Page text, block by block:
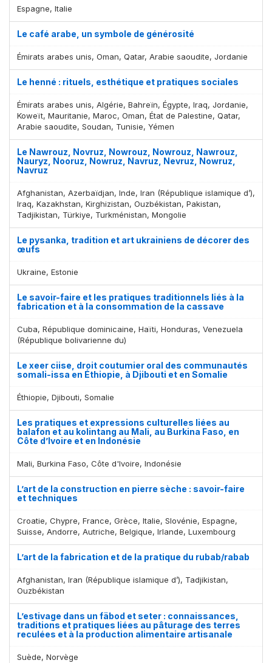
Espagne, Italie
Le café arabe, un symbole de générosité
Émirats arabes unis, Oman, Qatar, Arabie saoudite, Jordanie
Le henné : rituels, esthétique et pratiques sociales
Émirats arabes unis, Algérie, Bahreïn, Égypte, Iraq, Jordanie,
Koweït, Mauritanie, Maroc, Oman, État de Palestine, Qatar,
Arabie saoudite, Soudan, Tunisie, Yémen
Le Nawrouz, Novruz, Nowrouz, Nowrouz, Nawrouz,
Nauryz, Nooruz, Nowruz, Navruz, Nevruz, Nowruz,
Navruz
Afghanistan, Azerbaïdjan, Inde, Iran (République islamique d’),
Iraq, Kazakhstan, Kirghizistan, Ouzbékistan, Pakistan,
Tadjikistan, Türkiye, Turkménistan, Mongolie
Le pysanka, tradition et art ukrainiens de décorer des
œufs
Ukraine, Estonie
Le savoir-faire et les pratiques traditionnels liés à la
fabrication et à la consommation de la cassave
Cuba, République dominicaine, Haïti, Honduras, Venezuela
(République bolivarienne du)
Le xeer ciise, droit coutumier oral des communautés
somali-issa en Éthiopie, à Djibouti et en Somalie
Éthiopie, Djibouti, Somalie
Les pratiques et expressions culturelles liées au
balafon et au kolintang au Mali, au Burkina Faso, en
Côte d’Ivoire et en Indonésie
Mali, Burkina Faso, Côte d'Ivoire, Indonésie
L’art de la construction en pierre sèche : savoir-faire
et techniques
Croatie, Chypre, France, Grèce, Italie, Slovénie, Espagne,
Suisse, Andorre, Autriche, Belgique, Irlande, Luxembourg
L’art de la fabrication et de la pratique du rubab/rabab
Afghanistan, Iran (République islamique d’), Tadjikistan,
Ouzbékistan
L’estivage dans un fäbod et seter : connaissances,
traditions et pratiques liées au pâturage des terres
reculées et à la production alimentaire artisanale
Suède, Norvège